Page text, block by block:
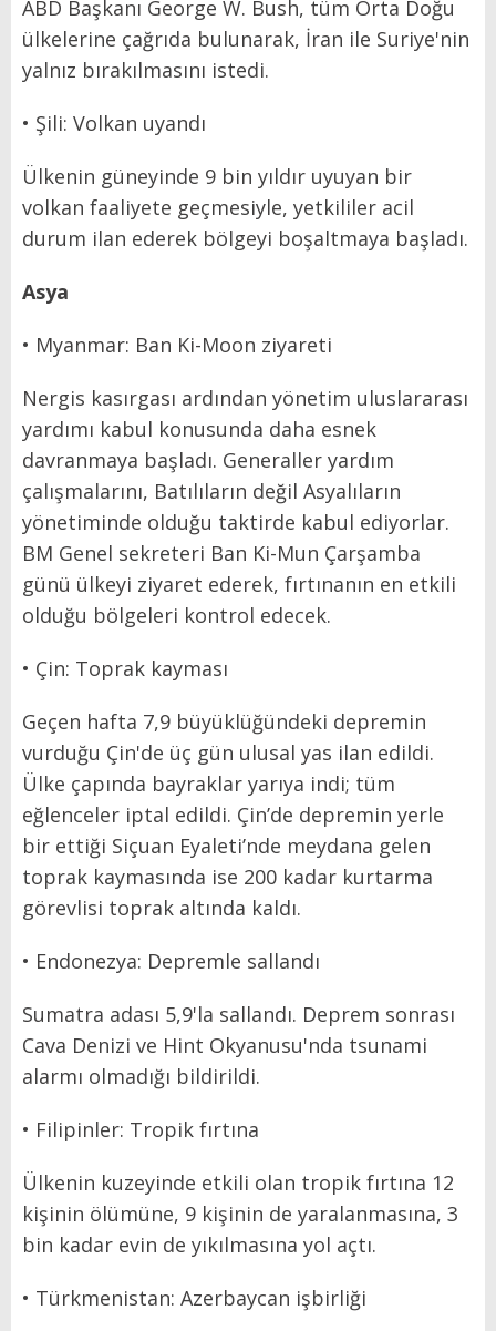
ABD Başkanı George W. Bush, tüm Orta Doğu
ülkelerine çağrıda bulunarak, İran ile Suriye'nin
yalnız bırakılmasını istedi.
• Şili: Volkan uyandı
Ülkenin güneyinde 9 bin yıldır uyuyan bir
volkan faaliyete geçmesiyle, yetkililer acil
durum ilan ederek bölgeyi boşaltmaya başladı.
Asya
• Myanmar: Ban Ki-Moon ziyareti
Nergis kasırgası ardından yönetim uluslararası
yardımı kabul konusunda daha esnek
davranmaya başladı. Generaller yardım
çalışmalarını, Batılıların değil Asyalıların
yönetiminde olduğu taktirde kabul ediyorlar.
BM Genel sekreteri Ban Ki-Mun Çarşamba
günü ülkeyi ziyaret ederek, fırtınanın en etkili
olduğu bölgeleri kontrol edecek.
• Çin: Toprak kayması
Geçen hafta 7,9 büyüklüğündeki depremin
vurduğu Çin'de üç gün ulusal yas ilan edildi.
Ülke çapında bayraklar yarıya indi; tüm
eğlenceler iptal edildi. Çin’de depremin yerle
bir ettiği Siçuan Eyaleti’nde meydana gelen
toprak kaymasında ise 200 kadar kurtarma
görevlisi toprak altında kaldı.
• Endonezya: Depremle sallandı
Sumatra adası 5,9'la sallandı. Deprem sonrası
Cava Denizi ve Hint Okyanusu'nda tsunami
alarmı olmadığı bildirildi.
• Filipinler: Tropik fırtına
Ülkenin kuzeyinde etkili olan tropik fırtına 12
kişinin ölümüne, 9 kişinin de yaralanmasına, 3
bin kadar evin de yıkılmasına yol açtı.
• Türkmenistan: Azerbaycan işbirliği